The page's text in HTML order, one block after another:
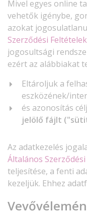
Mivel egyes online
vehetők igénybe,
azokat
Szerződési
jogosultsági
ezért az alábbiakat
Eltároljuk a
eszközének/
és azonosítás
jelölő fájlt
Az adatkezelés
Általános Szerződési
teljesítése, a fenti
kezeljük. Ehhez